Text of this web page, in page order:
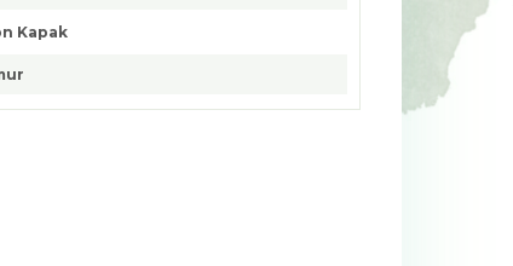
Kapak